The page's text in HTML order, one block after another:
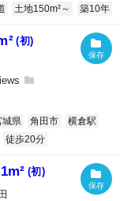
土地150m²～ 築10年
(初)
城県 角田市
横倉駅
徒歩20分
(初)